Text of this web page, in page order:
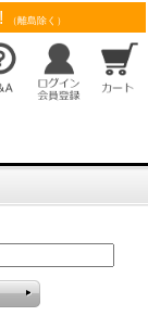
（離島除く）